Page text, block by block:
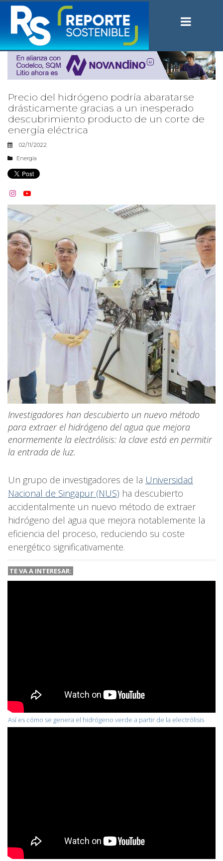
Precio del hidrógeno podría abaratarse
drásticamente gracias a un inesperado
descubrimiento producto de un corte de
energía eléctrica
02/11/2022
Energía
 
Investigadores han descubierto un nuevo método
para extraer el hidrógeno del agua que mejora
enormemente la electrólisis: la clave está en permitir
la entrada de luz.
Un grupo de investigadores de la Universidad
Nacional de Singapur (NUS) ha descubierto
accidentalmente un nuevo método de extraer
hidrógeno del agua que mejora notablemente la
eficiencia del proceso, reduciendo su coste
energético significativamente.
TE VA A INTERESAR:
Así es cómo se genera el hidrógeno verde a partir de la electrólisis